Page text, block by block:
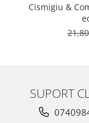
Cismigiu &
SUPORT